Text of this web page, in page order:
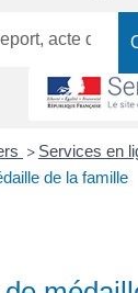
> Services en
de la famille